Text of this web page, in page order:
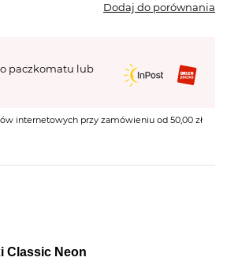
Dodaj do porównania
paczkomatu lub
internetowych przy zamówieniu od 50,00 zł
Classic Neon